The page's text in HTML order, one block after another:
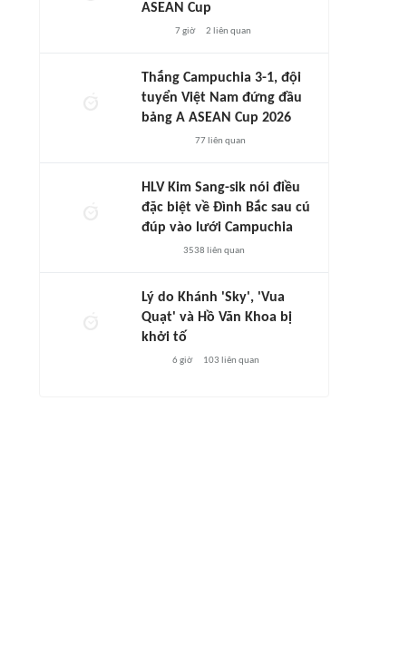
ASEAN Cup
7 giờ 2 liên quan
Thắng Campuchia 3-1, đội
tuyển Việt Nam đứng đầu
bảng A ASEAN Cup 2026
77liên quan
HLV Kim Sang-sik nói điều
đặc biệt về Đình Bắc sau cú
đúp vào lưới Campuchia
3538 liên quan
Lý do Khánh 'Sky', 'Vua
Quạt' và Hồ Văn Khoa bị
khởi tố
6 giờ 103 liên quan